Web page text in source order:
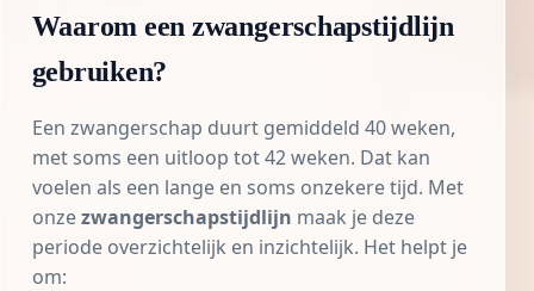
Waarom een zwangerschapstijdlijn
gebruiken?
Een zwangerschap duurt gemiddeld 40 weken,
met soms een uitloop tot 42 weken. Dat kan
voelen als een lange en soms onzekere tijd. Met
onzezwangerschapstijdlijn maak je deze
periode overzichtelijk en inzichtelijk. Het helpt je
om: